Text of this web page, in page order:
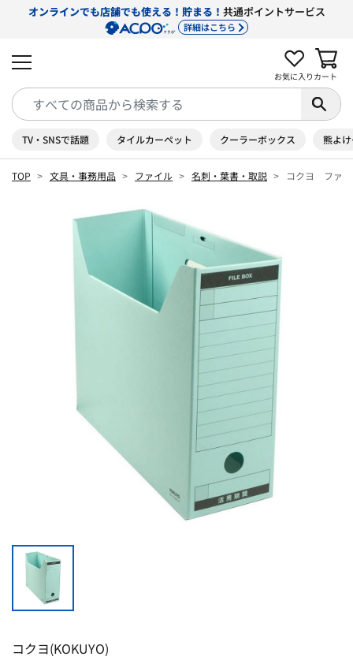
オンラインでも店舗でも使える！貯まる！ 共通ポイントサービス
詳細はこちら
お気に入り カート
TV・SNSで話題 タイルカーペット クーラーボックス 熊よ
TOP 文具・事務用品 ファイル 名刺・葉書・取説 コクヨ ファ
コクヨ(KOKUYO)